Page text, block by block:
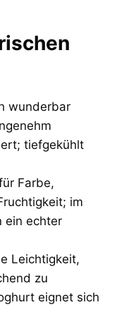
wunderbar
tiefgekühlt
Farbe,
im
ein echter
Leichtigkeit,
zu
eignet sich